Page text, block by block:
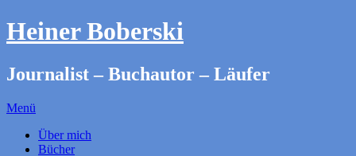
Heiner Boberski
Journalist – Buchautor – Läufer
Menü
Über mich
Bücher